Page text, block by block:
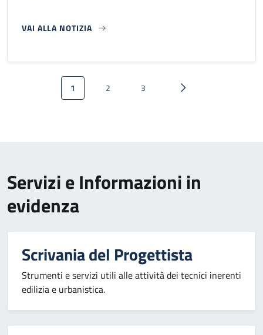
VAI ALLA NOTIZIA
Paginazione
Pagina attuale
1 Pagina
2 Pagina
3 Pagina successiva
Servizi e Informazioni in
evidenza
Scrivania del Progettista
Strumenti e servizi utili alle attività dei tecnici inerenti
edilizia e urbanistica.